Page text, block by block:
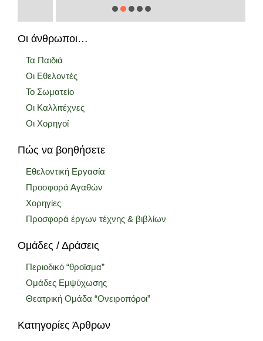
Οι άνθρωποι…
Τα Παιδιά
Οι Εθελοντές
Το Σωματείο
Οι Καλλιτέχνες
Οι Χορηγοί
Πώς να βοηθήσετε
Εθελοντική Εργασία
Προσφορά Αγαθών
Χορηγίες
Προσφορά έργων τέχνης & βιβλίων
Ομάδες / Δράσεις
Περιοδικό “θροϊσμα”
Ομάδες Εμψύχωσης
Θεατρική Ομάδα “Ονειροπόροι”
Κατηγορίες Άρθρων